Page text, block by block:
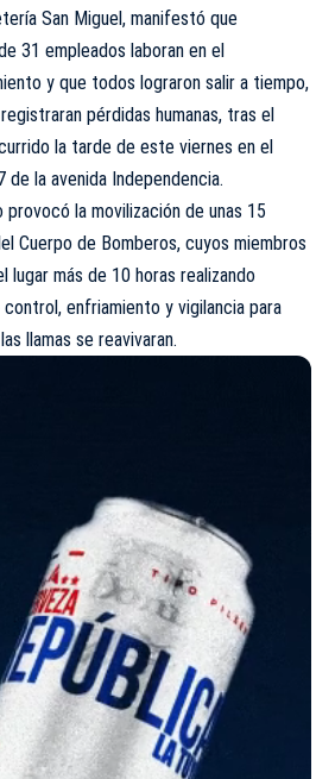
San Miguel, manifestó que
31 empleados laboran en el
y que todos lograron salir a tiempo,
pérdidas humanas, tras el
la tarde de este viernes en el
de la avenida Independencia.
provocó la movilización de unas 15
Cuerpo de Bomberos, cuyos miembros
lugar más de 10 horas realizando
control, enfriamiento y vigilancia para
llamas se reavivaran.